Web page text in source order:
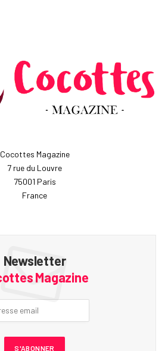
Cocottes Magazine
7 rue du Louvre
75001 Paris
France
Newsletter
Magazine